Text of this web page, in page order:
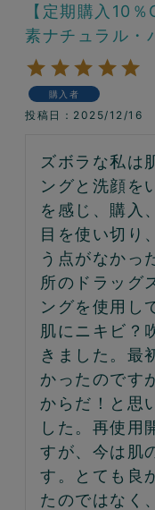
【定期購入10
素ナチュラル・
購入者
投稿日 2025/12/16
ズボラな私は
ングと洗顔を
を感じ、購入
目を使い切り
う点がなかっ
所のドラッグ
ングを使用し
肌にニキビ？
きました。最
かったのです
からだ！と思
した。再使用
すが、今は肌
す。とても良
たのではなく